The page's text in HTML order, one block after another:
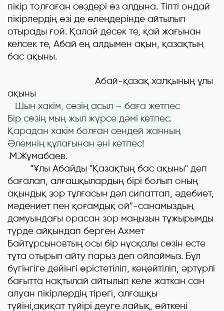
пікір толғаған сөздері өз алдына. Тіпті ондай
пікірлердің өзі де өлеңдерінде айтылып
отырады ғой. Қалай десек те, қай жағынан
келсек те, Абай ең алдымен ақын, қазақтың
бас ақыны.
Абай-қазақ халқының ұлы
ақыны
Шын хакім, сөзің асыл – баға жетпес
Бір сөзің мың жыл жүрсе дәмі кетпес.
Қарадан хакім болған сендей жанның
Әлемнің құлағынан әні кетпес!
М.Жұмабаев.
“Ұлы Абайды "Қазақтың бас ақыны" деп
бағалап, алғашқылардың бірі болып оның
ақындық зор тұлғасын дәл сипаттап, әдебиет,
мәдениет пен қоғамдық ой”-санамыздың
дамуындағы орасан зор маңызын тұжырымды
түрде айқындап берген Ахмет
Байтұрсыновтың осы бір нұсқалы сөзін есте
тұта отырып айту парыз деп ойлаймыз. Бұл
бүгінгіге дейінгі өрістетіліп, кеңейтіліп, әртүрлі
бағытта нақтылай айтылып келе жаткан сан
алуан пікірлердің тірегі, алғашқы
түйіні,ақиқат түйірі деуге лайық, өйткені